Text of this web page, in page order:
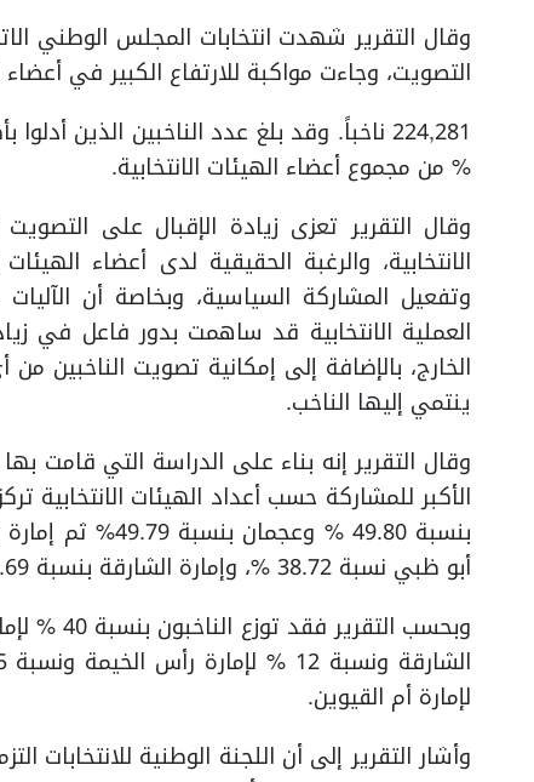
التصويت، وجاءت مواكبة للارتفاع الكبير في أعضاء
% من مجموع أعضاء الهيئات الانتخابية.
الانتخابية، والرغبة الحقيقية لدى أعضاء
وتفعيل المشاركة السياسية، وبخاصة أن
العملية الانتخابية قد ساهمت بدور فاعل في
الخارج، بالإضافة إلى إمكانية تصويت الناخبين
ينتمي إليها الناخب.
وقال التقرير إنه بناء على الدراسة التي قامت
أبو ظبي نسبة 38.72 %، وإمارة الشارقة بنسبة 29.69 % بينما سجلت إمارة دبي نسبة 22.16%.
لإمارة أم القيوين.
وأشار التقرير إلى أن اللجنة الوطنية